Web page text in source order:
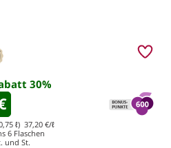
30%
ℓ) 37,20 €/ℓ
6 Flaschen
und St.